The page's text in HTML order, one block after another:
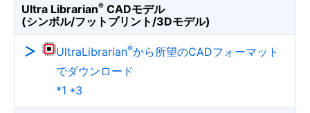
Ultra Librarian® CADモデル
(シンボル/フットプリント/3Dモデル)
UltraLibrarian®から所望のCADフォーマット
でダウンロード
*1 *3